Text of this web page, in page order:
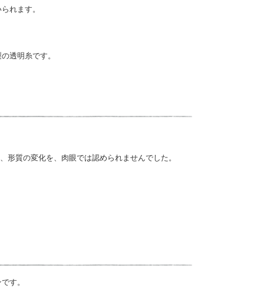
れます。
透明糸です。
質の変化を、肉眼では認められませんでした。
す。